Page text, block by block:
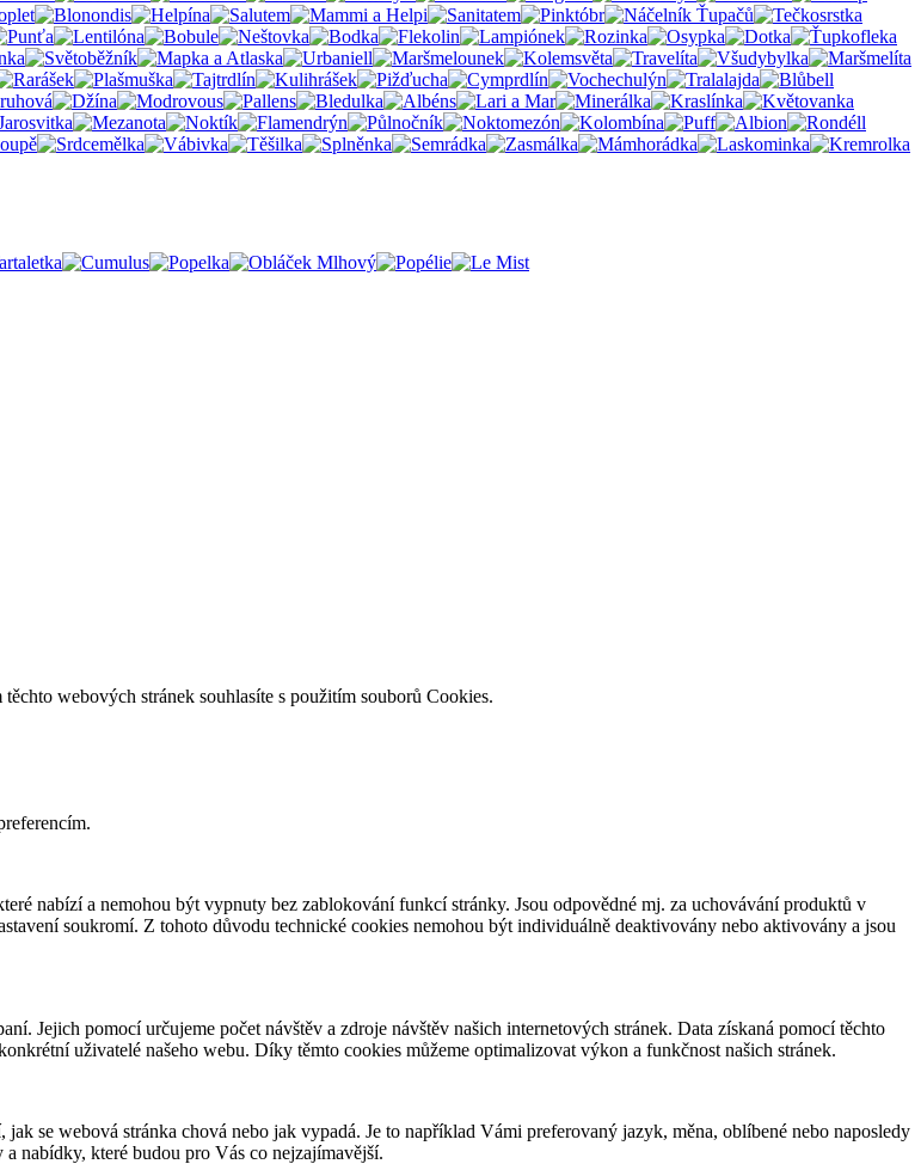
webových stránek souhlasíte s použitím souborů Cookies.
nabízí a nemohou být vypnuty bez zablokování funkcí stránky. Jsou odpovědné mj. za uchovávání produktů v
soukromí. Z tohoto důvodu technické cookies nemohou být individuálně deaktivovány nebo aktivovány a jsou
Jejich pomocí určujeme počet návštěv a zdroje návštěv našich internetových stránek. Data získaná pomocí těchto
uživatelé našeho webu. Díky těmto cookies můžeme optimalizovat výkon a funkčnost našich stránek.
se webová stránka chová nebo jak vypadá. Je to například Vámi preferovaný jazyk, měna, oblíbené nebo naposledy
nabídky, které budou pro Vás co nejzajímavější.